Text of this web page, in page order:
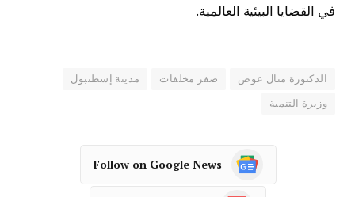
في القضايا البيئية العالمية.
الدكتورة منال عوض صفر مخلفات مدينة إسطنبول
وزيرة التنمية
Follow on Google News